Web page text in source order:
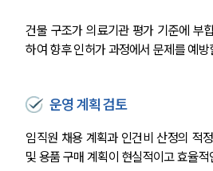
건물 구조가 의료기관 평가 기준에 부
하여 향후 인허가 과정에서 문제를 예방
운영 계획 검토
임직원 채용 계획과 인건비 산정의 적
및 용품 구매 계획이 현실적이고 효율적